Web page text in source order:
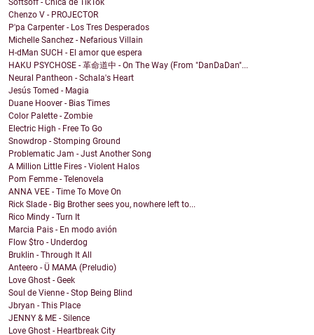
Softsoff - Chica de TikTok
Chenzo V - PROJECTOR
P'pa Carpenter - Los Tres Desperados
Michelle Sanchez - Nefarious Villain
H-dMan SUCH - El amor que espera
HAKU PSYCHOSE - 革命道中 - On The Way (From "DanDaDan"...
Neural Pantheon - Schala's Heart
Jesús Tomed - Magia
Duane Hoover - Bias Times
Color Palette - Zombie
Electric High - Free To Go
Snowdrop - Stomping Ground
Problematic Jam - Just Another Song
A Million Little Fires - Violent Halos
Pom Femme - Telenovela
ANNA VEE - Time To Move On
Rick Slade - Big Brother sees you, nowhere left to...
Rico Mindy - Turn It
Marcia Pais - En modo avión
Flow $tro - Underdog
Bruklin - Through It All
Anteero - Ü MAMA (Preludio)
Love Ghost - Geek
Soul de Vienne - Stop Being Blind
Jbryan - This Place
JENNY & ME - Silence
Love Ghost - Heartbreak City